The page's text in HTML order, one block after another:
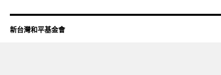
新台灣和平基金會